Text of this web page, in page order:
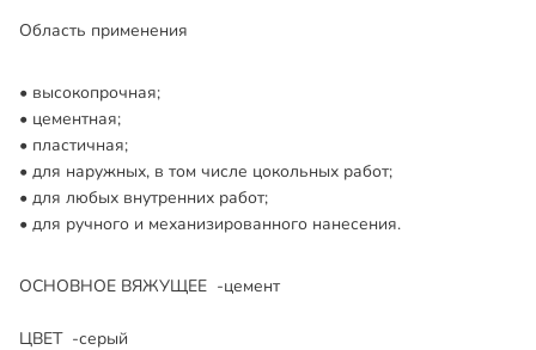
Область применения
высокопрочная;
цементная;
пластичная;
для наружных, в том числе цокольных работ;
для любых внутренних работ;
для ручного и механизированного нанесения.
ОСНОВНОЕ ВЯЖУЩЕЕ -цемент
ЦВЕТ -серый